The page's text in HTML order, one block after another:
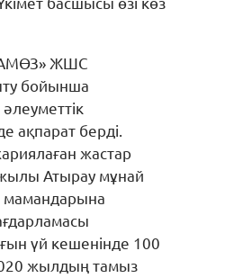
ЖШС
бойынша
ақпарат берді.
жастар
Атырау мұнай
мамандарына
үй кешенінде 100
жылдың тамыз